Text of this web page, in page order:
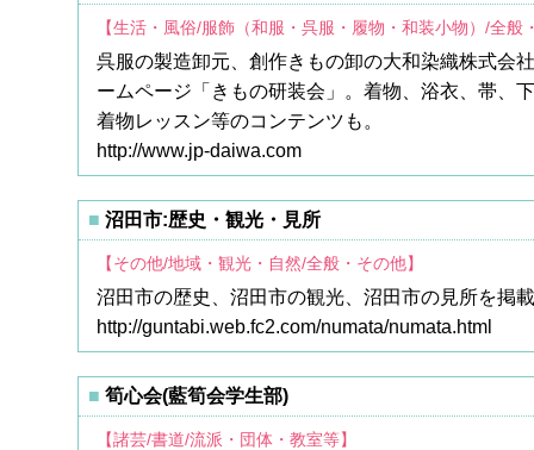
【生活・風俗/服飾（和服・呉服・履物・和装小物）/全般
呉服の製造卸元、創作きもの卸の大和染織株式会
ームページ「きもの研装会」。着物、浴衣、帯、
着物レッスン等のコンテンツも。
http://www.jp-daiwa.com
沼田市:歴史・観光・見所
【その他/地域・観光・自然/全般・その他】
沼田市の歴史、沼田市の観光、沼田市の見所を掲
http://guntabi.web.fc2.com/numata/numata.html
筍心会(藍筍会学生部)
【諸芸/書道/流派・団体・教室等】